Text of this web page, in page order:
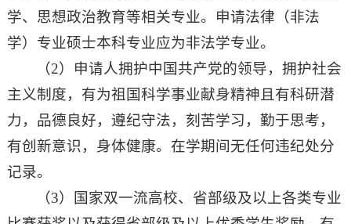
学、思想政治教育等相关专业。申请法律（非法
学）专业硕士本科专业应为非法学专业。
（2）申请人拥护中国共产党的领导，拥护社会
主义制度，有为祖国科学事业献身精神且有科研潜
力，品德良好，遵纪守法，刻苦学习，勤于思考，
有创新意识，身体健康。在学期间无任何违纪处分
记录。
（3）国家双一流高校、省部级及以上各类专业